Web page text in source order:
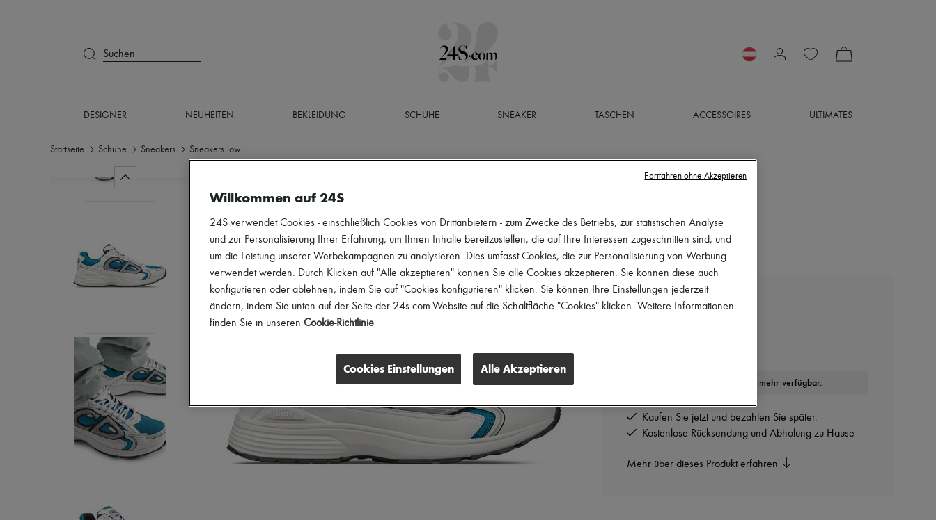
Suchen
DESIGNER NEUHEITEN BEKLEIDUNG SCHUHE SNEAKER TASCHEN ACCESSOIRES ULTIMATES
Startseite Schuhe Sneakers Sneakers low
DIOR
Dieser Artikel ist nicht mehr verfügbar.
Kaufen Sie jetzt und bezahlen Sie später.
Kostenlose Rücksendung und Abholung zu Hause
Mehr über dieses Produkt erfahren
Willkommen auf 24S
24S verwendet Cookies - einschließlich Cookies von Drittanbietern - zum Zwecke des Betriebs, zur statistischen Analyse
und zur Personalisierung Ihrer Erfahrung, um Ihnen Inhalte bereitzustellen, die auf Ihre Interessen zugeschnitten sind, und
um die Leistung unserer Werbekampagnen zu analysieren. Dies umfasst Cookies, die zur Personalisierung von Werbung
verwendet werden. Durch Klicken auf "Alle akzeptieren" können Sie alle Cookies akzeptieren. Sie können diese auch
konfigurieren oder ablehnen, indem Sie auf "Cookies konfigurieren" klicken. Sie können Ihre Einstellungen jederzeit
ändern, indem Sie unten auf der Seite der 24s.com-Website auf die Schaltfläche "Cookies" klicken. Weitere Informationen
finden Sie in unseren Cookie-Richtlinie
Cookies Einstellungen Alle Akzeptieren
Fortfahren ohne Akzeptieren